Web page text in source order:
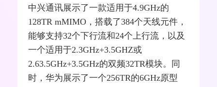
中兴通讯展示了一款适用于4.9GHz的
128TR mMIMO，搭载了384个天线元件，
能够支持32个下行流和24个上行流，以及
一个适用于2.3GHz+3.5GHZ或
2.63.5GHz+3.5GHz的双频32TR模块。同
时，华为展示了一个256TR的6GHz原型